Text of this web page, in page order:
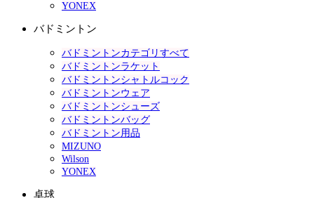
YONEX
バドミントン
バドミントンカテゴリすべて
バドミントンラケット
バドミントンシャトルコック
バドミントンウェア
バドミントンシューズ
バドミントンバッグ
バドミントン用品
MIZUNO
Wilson
YONEX
卓球